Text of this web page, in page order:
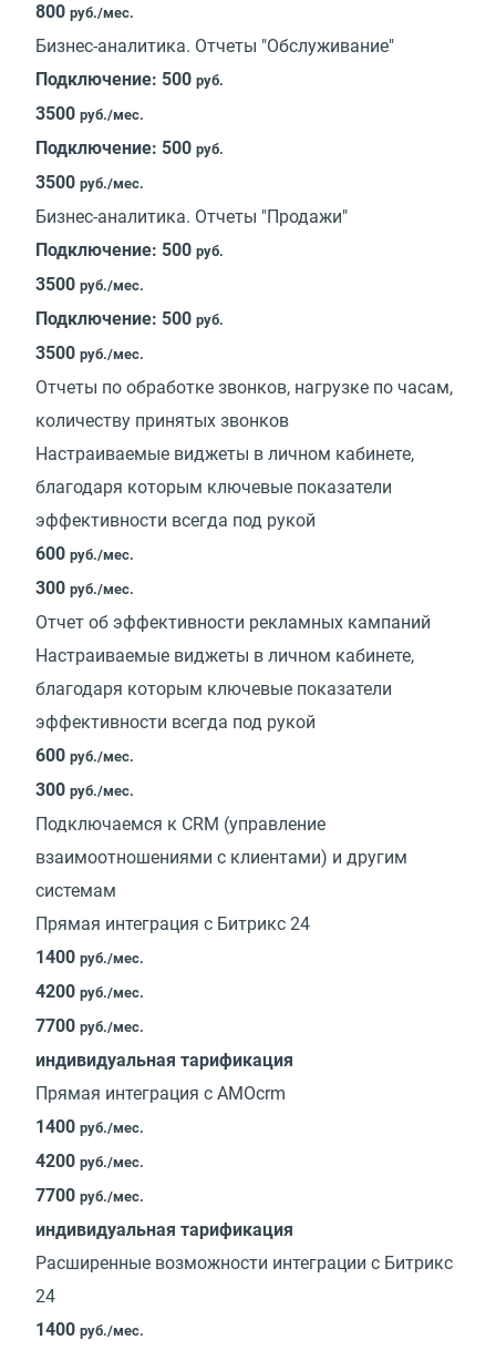
800 руб./мес.
Бизнес-аналитика. Отчеты "Обслуживание"
Подключение: 500 руб.
3500 руб./мес.
Подключение: 500 руб.
3500 руб./мес.
Бизнес-аналитика. Отчеты "Продажи"
Подключение: 500 руб.
3500 руб./мес.
Подключение: 500 руб.
3500 руб./мес.
Отчеты по обработке звонков, нагрузке по часам,
количеству принятых звонков
Настраиваемые виджеты в личном кабинете,
благодаря которым ключевые показатели
эффективности всегда под рукой
600 руб./мес.
300 руб./мес.
Отчет об эффективности рекламных кампаний
Настраиваемые виджеты в личном кабинете,
благодаря которым ключевые показатели
эффективности всегда под рукой
600 руб./мес.
300 руб./мес.
Подключаемся к CRM (управление
взаимоотношениями с клиентами) и другим
системам
Прямая интеграция с Битрикс 24
1400 руб./мес.
4200 руб./мес.
7700 руб./мес.
индивидуальная тарификация
Прямая интеграция с AMOcrm
1400 руб./мес.
4200 руб./мес.
7700 руб./мес.
индивидуальная тарификация
Расширенные возможности интеграции с Битрикс
24
1400 руб./мес.